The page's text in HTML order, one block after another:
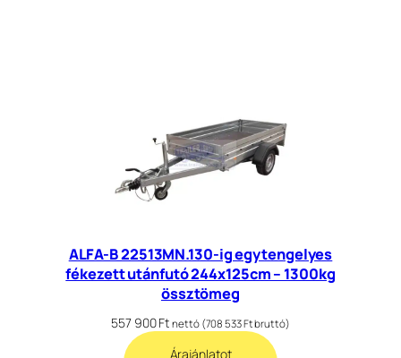
ALFA-B 22513MN.130-ig egytengelyes
fékezett utánfutó 244x125cm – 1300kg
össztömeg
557 900Ft nettó (708 533Ftbruttó)
Árajánlatot